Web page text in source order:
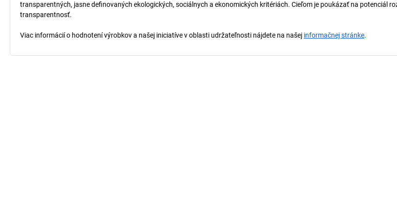
transparentných, jasne definovaných ekologických, sociálnych a ekonomických kritériách. Cieľom je poukázať na potenciál
transparentnosť.
Viac informácií o hodnotení výrobkov a našej iniciatíve v oblasti udržateľnosti nájdete na našej informačnej stránke.